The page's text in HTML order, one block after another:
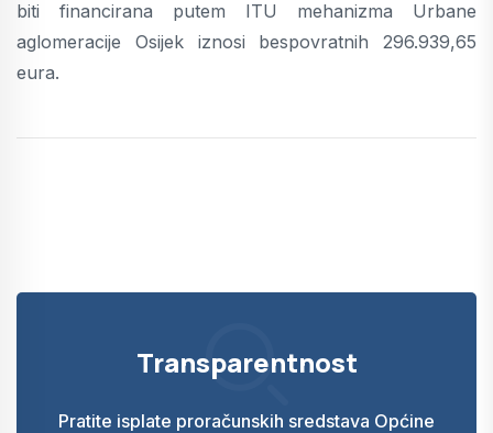
biti financirana putem ITU mehanizma Urbane
aglomeracije Osijek iznosi bespovratnih 296.939,65
eura.
Transparentnost
Pratite isplate proračunskih sredstava Općine